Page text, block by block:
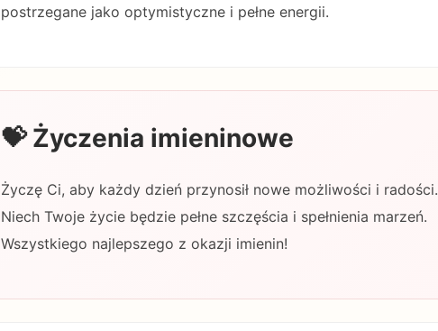
postrzegane jako optymistyczne i pełne energii.
💝 Życzenia imieninowe
Życzę Ci, aby każdy dzień przynosił nowe możliwości i radości.
Niech Twoje życie będzie pełne szczęścia i spełnienia marzeń.
Wszystkiego najlepszego z okazji imienin!